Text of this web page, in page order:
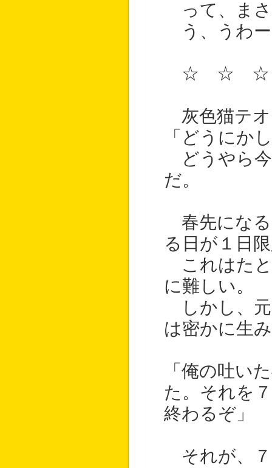
って、ま
う、うわー
☆ ☆
灰色猫テオ
「どうにか
どうやら今
だ。
春先になる
る日が１日
これはたと
に難しい。
しかし、元
は密かに生
「俺の吐い
た。それを
終わるぞ」
それが、７